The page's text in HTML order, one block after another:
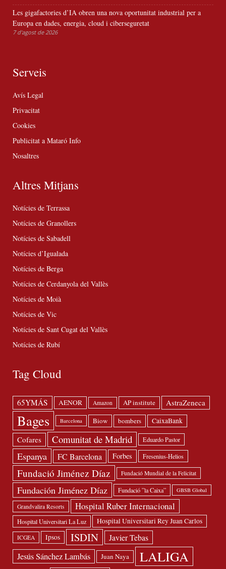
Les gigafactories d’IA obren una nova oportunitat industrial per a
Europa en dades, energia, cloud i ciberseguretat
7 d'agost de 2026
Serveis
Avís Legal
Privacitat
Cookies
Publicitat a Mataró Info
Nosaltres
Altres Mitjans
Notícies de Terrassa
Notícies de Granollers
Notícies de Sabadell
Notícies d’Igualada
Notícies de Berga
Notícies de Cerdanyola del Vallès
Notícies de Moià
Notícies de Vic
Notícies de Sant Cugat del Vallès
Notícies de Rubí
Tag Cloud
65YMÁS AENOR Amazon AP institute AstraZeneca
Bages Barcelona Biow bombers CaixaBank
Cofares Comunitat de Madrid Eduardo Pastor
Espanya FC Barcelona Forbes Fresenius-Helios
Fundació Jiménez Díaz Fundació Mundial de la Felicitat
Fundación Jiménez Díaz Fundació ”la Caixa” GBSB Global
Grandvalira Resorts Hospital Ruber Internacional
Hospital Universitari La Luz Hospital Universitari Rey Juan Carlos
ICGEA Ipsos ISDIN Javier Tebas
Jesús Sánchez Lambás Juan Naya LALIGA